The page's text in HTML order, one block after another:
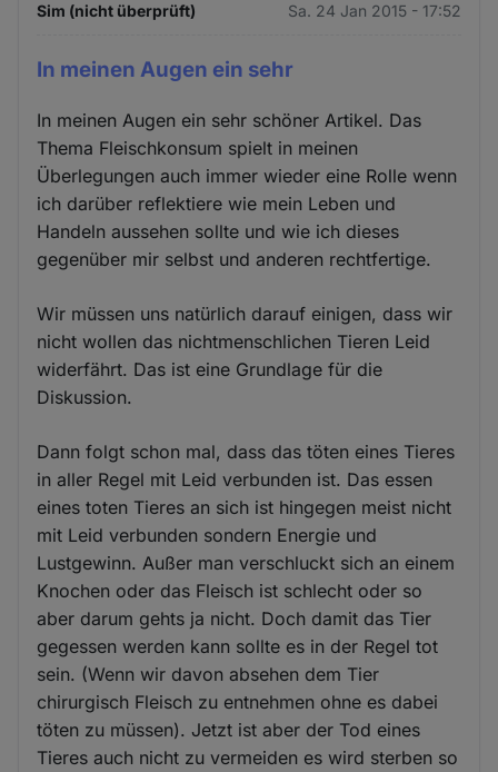
Sim (nicht überprüft) Sa. 24 Jan 2015 - 17:52
In meinen Augen ein sehr
In meinen Augen ein sehr schöner Artikel. Das
Thema Fleischkonsum spielt in meinen
Überlegungen auch immer wieder eine Rolle wenn
ich darüber reflektiere wie mein Leben und
Handeln aussehen sollte und wie ich dieses
gegenüber mir selbst und anderen rechtfertige.
Wir müssen uns natürlich darauf einigen, dass wir
nicht wollen das nichtmenschlichen Tieren Leid
widerfährt. Das ist eine Grundlage für die
Diskussion.
Dann folgt schon mal, dass das töten eines Tieres
in aller Regel mit Leid verbunden ist. Das essen
eines toten Tieres an sich ist hingegen meist nicht
mit Leid verbunden sondern Energie und
Lustgewinn. Außer man verschluckt sich an einem
Knochen oder das Fleisch ist schlecht oder so
aber darum gehts ja nicht. Doch damit das Tier
gegessen werden kann sollte es in der Regel tot
sein. (Wenn wir davon absehen dem Tier
chirurgisch Fleisch zu entnehmen ohne es dabei
töten zu müssen). Jetzt ist aber der Tod eines
Tieres auch nicht zu vermeiden es wird sterben so